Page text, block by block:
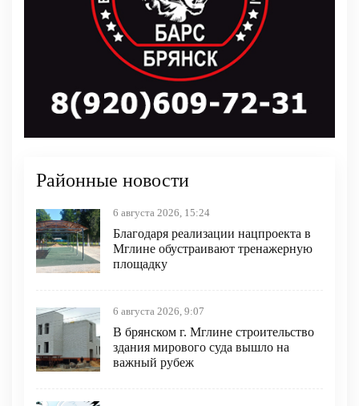
Районные новости
6 августа 2026, 15:24
Благодаря реализации нацпроекта в
Мглине обустраивают тренажерную
площадку
6 августа 2026, 9:07
В брянском г. Мглине строительство
здания мирового суда вышло на
важный рубеж